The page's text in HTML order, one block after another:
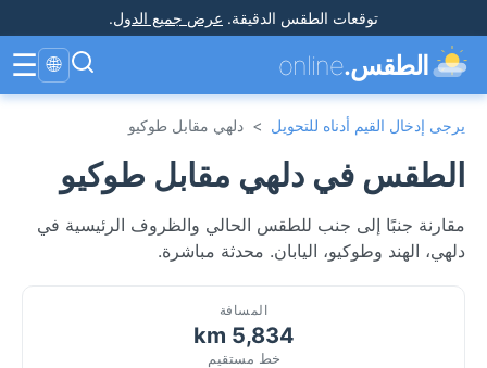
توقعات الطقس الدقيقة. عرض جميع الدول.
الطقس.online
🌐
☰
يرجى إدخال القيم أدناه للتحويل > دلهي مقابل طوكيو
الطقس في دلهي مقابل طوكيو
مقارنة جنبًا إلى جنب للطقس الحالي والظروف الرئيسية في
دلهي، الهند وطوكيو، اليابان. محدثة مباشرة.
المسافة
5,834 km
خط مستقيم